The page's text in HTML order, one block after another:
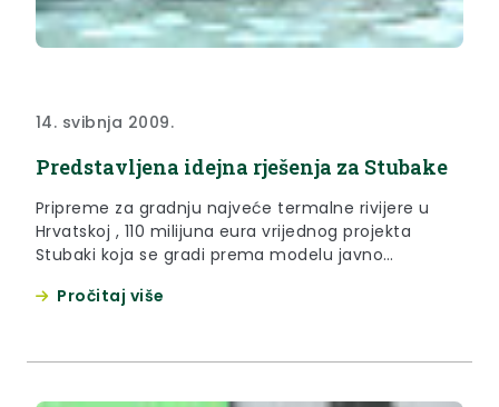
14. svibnja 2009.
Predstavljena idejna rješenja za Stubake
Pripreme za gradnju najveće termalne rivijere u
Hrvatskoj , 110 milijuna eura vrijednog projekta
Stubaki koja se gradi prema modelu javno
Stubičkim toplicama predstavljena su prva idejna
Pročitaj više